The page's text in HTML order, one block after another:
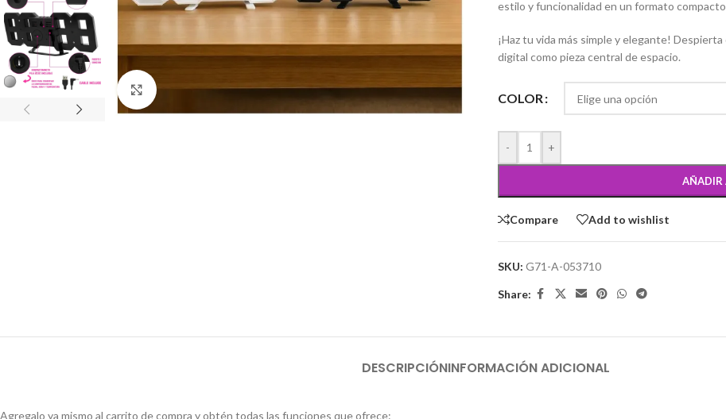
Click to enlarge
estilo y funcionalidad en un formato
¡Haz tu vida más simple y elegante!
digital como pieza central de espacio.
COLOR
- +
AÑADIR
Compare Add to wishlist
SKU: G71-A-053710
Share:
DESCRIPCIÓNINFORMACIÓN ADICIONAL
Agregalo ya mismo al carrito de compra y obtén todas las funciones que ofrece: